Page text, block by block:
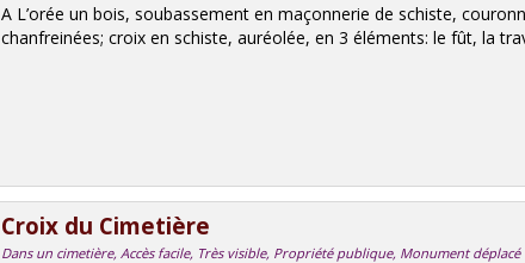
A L’orée un bois, soubassement en maçonnerie de schiste,
chanfreinées; croix en schiste, auréolée, en 3 éléments: le fût, la
Croix du Cimetière
Dans un cimetière, Accès facile, Très visible, Propriété publique, Monument déplacé